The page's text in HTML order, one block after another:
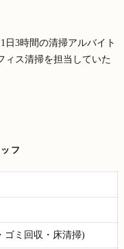
日3時間の清掃アルバイト
ィス清掃を担当していた
フ
ゴミ回収・床清掃)